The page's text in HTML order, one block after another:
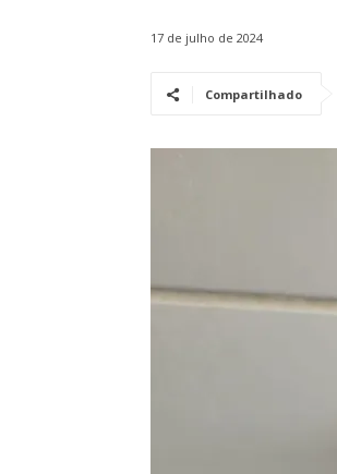
17 de julho de 2024
Compartilhado